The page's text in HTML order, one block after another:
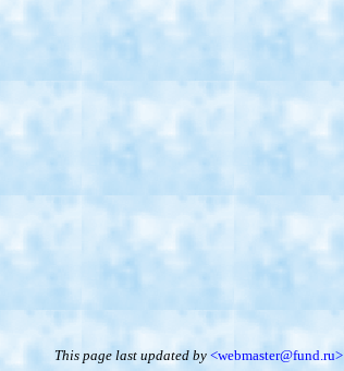
This page last updated by <webmaster@fund.ru>